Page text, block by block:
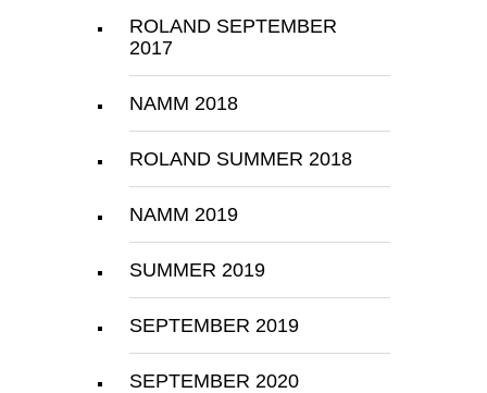
ROLAND SEPTEMBER
2017
NAMM 2018
ROLAND SUMMER 2018
NAMM 2019
SUMMER 2019
SEPTEMBER 2019
SEPTEMBER 2020